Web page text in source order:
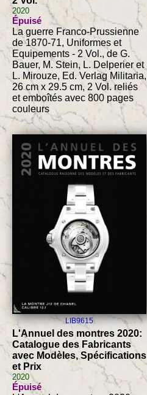
2020
Épuisé
La guerre Franco-Prussienne
de 1870-71, Uniformes et
Equipements - 2 Vol., de G.
Bauer, M. Stein, L. Delperier et
L. Mirouze, Ed. Verlag Militaria,
26 cm x 29.5 cm, 2 Vol. reliés
et emboîtés avec 800 pages
couleurs
LIB9615
L'Annuel des montres 2020:
Catalogue des Fabricants
avec Modèles, Spécifications
et Prix
2020
Épuisé